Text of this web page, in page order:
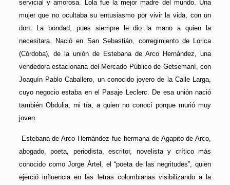
servicial y amorosa. Lola fue la mejor madre del mundo. Una
mujer que no ocultaba su entusiasmo por vivir la vida, con un
don: La bondad, pues siempre le dio la mano a quien la
necesitara. Nació en San Sebastián, corregimiento de Lorica
(Córdoba), de la unión de Estebana de Arco Hernández, una
vendedora estacionaria del Mercado Público de Getsemaní, con
Joaquín Pablo Caballero, un conocido joyero de la Calle Larga,
cuyo negocio estaba en el Pasaje Leclerc. De esa unión nació
también Obdulia, mi tía, a quien no conocí porque murió muy
joven.
Estebana de Arco Hernández fue hermana de Agapito de Arco,
abogado, poeta, periodista, escritor, novelista y crítico más
conocido como Jorge Ártel, el “poeta de las negritudes”, quien
ejerció influencia en las letras colombianas visibilizando a la